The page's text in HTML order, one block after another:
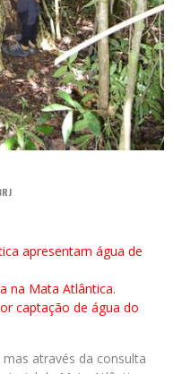
apresentam água de
na Mata Atlântica.
captação de água do
através da consulta